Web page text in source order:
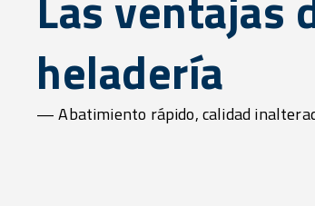
heladería
— Abatimiento rápido, calidad